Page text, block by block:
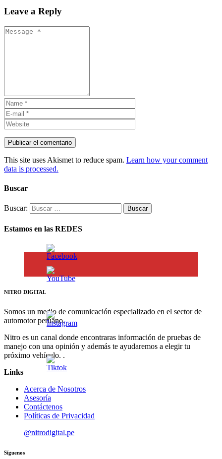
Leave a Reply
This site uses Akismet to reduce spam. Learn how your comment
data is processed.
Buscar
Buscar:
Estamos en las REDES
NITRO DIGITAL
Somos un medio de comunicación especializado en el sector de
automotor peruano.
Nitro es un canal donde encontraras información de pruebas de
manejo con una opinión y además te ayudaremos a elegir tu
próximo vehículo. .
Links
Acerca de Nosotros
Asesoría
Contáctenos
Políticas de Privacidad
@nitrodigital.pe
Síguenos